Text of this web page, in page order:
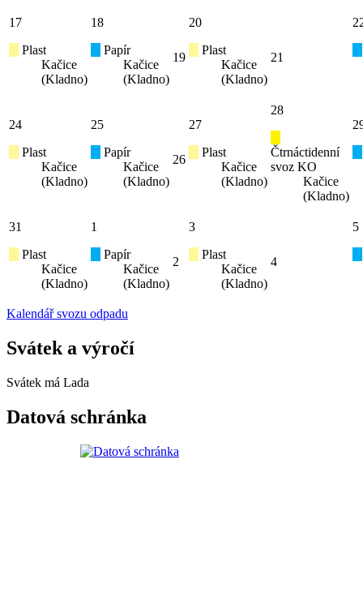
17
Plast
Kačice
(Kladno)
18
Papír
Kačice
(Kladno)
19
20
Plast
Kačice
(Kladno)
21
24
Plast
Kačice
(Kladno)
25
Papír
Kačice
(Kladno)
26
27
Plast
Kačice
(Kladno)
28
Čtrnáctidenní
svoz KO
Kačice
(Kladno)
31
Plast
Kačice
(Kladno)
1
Papír
Kačice
(Kladno)
2
3
Plast
Kačice
(Kladno)
4
5
Kalendář svozu odpadu
Svátek a výročí
Svátek má Lada
Datová schránka